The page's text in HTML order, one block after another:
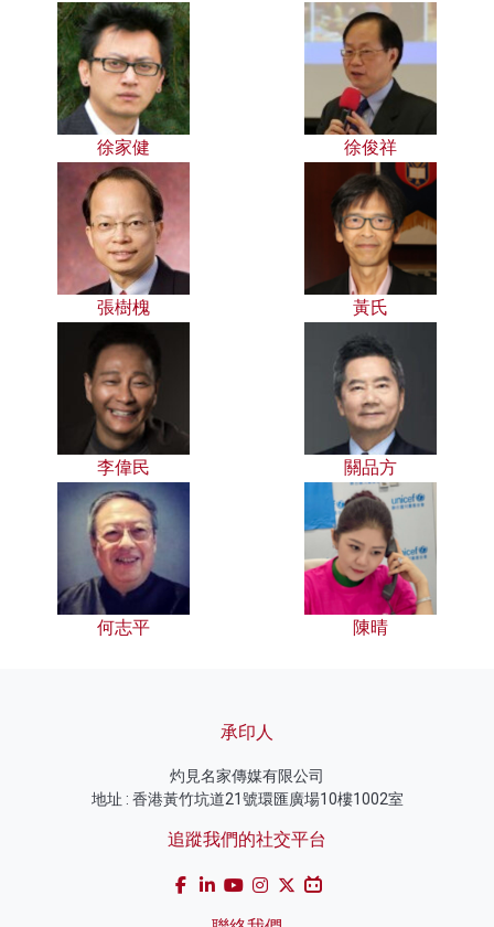
徐家健 徐俊祥
張樹槐 黃氏
李偉民 關品方
何志平 陳晴
承印人
灼見名家傳媒有限公司
地址 : 香港黃竹坑道21號環匯廣場10樓1002室
追蹤我們的社交平台